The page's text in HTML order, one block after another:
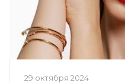
29 октября 2024